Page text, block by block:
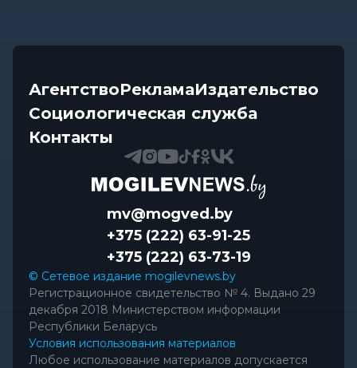
АгентствоРекламаИздательство
Социологическая служба
Контакты
mv@mogved.by
+375 (222) 63-91-25
+375 (222) 63-73-19
© Сетевое издание mogilevnews.by
Регистрационное свидетельство № 4. Выдано 29
декабря 2018 Министерством информации
Республики Беларусь
Условия использования материалов
Любое использование материалов допускается